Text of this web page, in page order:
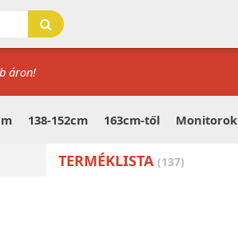
áron!
138-152cm 163cm-től Monitorok
TERMÉKLISTA (137)